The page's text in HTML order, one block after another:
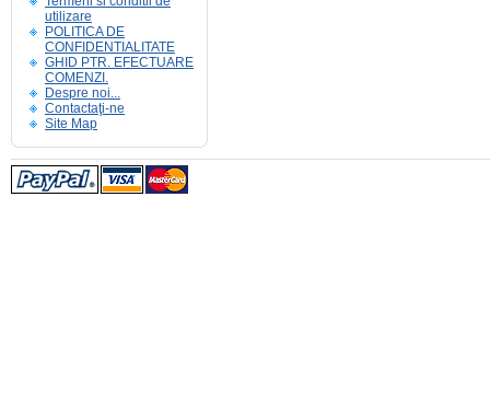
utilizare
POLITICA DE
CONFIDENTIALITATE
GHID PTR. EFECTUARE
COMENZI.
Despre noi...
Contactaţi-ne
Site Map